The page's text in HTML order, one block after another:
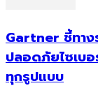
Gartner ชี้ทาง
ปลอดภัยไซเบ
ทุกรูปแบบ